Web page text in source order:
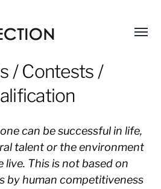
Menü
/ Contests /
can be successful in life,
talent or the environment
live. This is not based on
by human competitiveness